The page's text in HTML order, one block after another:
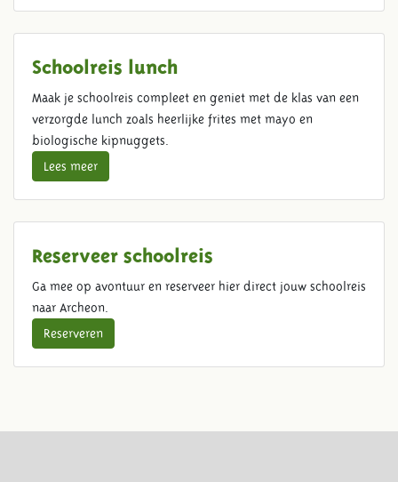
Schoolreis lunch
Maak je schoolreis compleet en geniet met de klas van een
verzorgde lunch zoals heerlijke frites met mayo en
biologische kipnuggets.
Lees meer
Reserveer schoolreis
Ga mee op avontuur en reserveer hier direct jouw schoolreis
naar Archeon.
Reserveren